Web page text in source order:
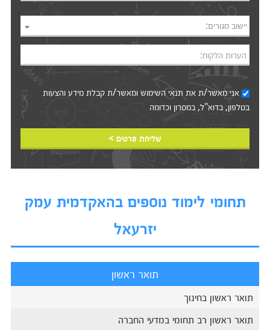
יישוב מגורים:
הערות הלקוח:
אני מאשר/ת אתתנאי השימושומאשר/ת קבלת מידע והצעות
בטלפון, בדוא"ל, במסרון וכדומה‎‎
שליחת פרטים >
תחומי לימוד נוספים בהאקדמית עמק
יזרעאל
תואר ראשון
תואר ראשון בחינוך
תואר ראשון רב תחומי במדעי החברה